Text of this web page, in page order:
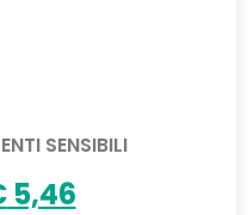
SENSIBILI
5,46